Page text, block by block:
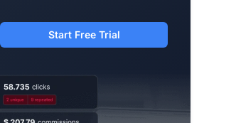
Start Free Trial